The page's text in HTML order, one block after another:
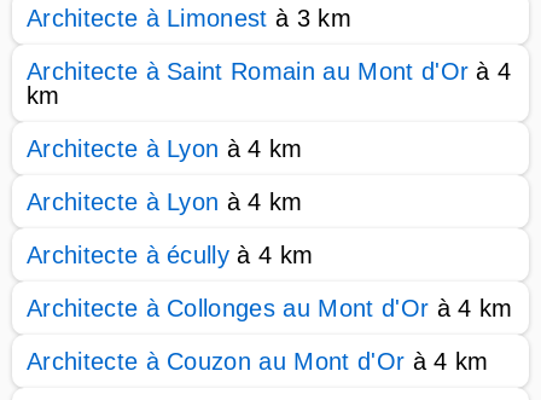
Architecte à Limonest à 3 km
Architecte à Saint Romain au Mont d'Or à 4
km
Architecte à Lyon à 4 km
Architecte à Lyon à 4 km
Architecte à écully à 4 km
Architecte à Collonges au Mont d'Or à 4 km
Architecte à Couzon au Mont d'Or à 4 km